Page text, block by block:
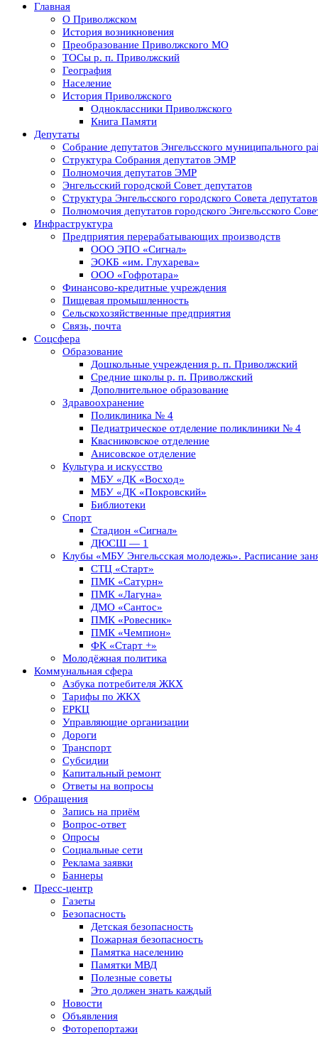
Главная
О Приволжском
История возникновения
Преобразование Приволжского МО
ТОСы р. п. Приволжский
География
Население
История Приволжского
Одноклассники Приволжского
Книга Памяти
Депутаты
Собрание депутатов Энгельсского муниципального
Структура Собрания депутатов ЭМР
Полномочия депутатов ЭМР
Энгельсский городской Совет депутатов
Структура Энгельсского городского Совета депутатов
Полномочия депутатов городского Энгельсского
Инфраструктура
Предприятия перерабатывающих производств
ООО ЭПО «Сигнал»
ЭОКБ «им. Глухарева»
ООО «Гофротара»
Финансово-кредитные учреждения
Пищевая промышленность
Сельскохозяйственные предприятия
Связь, почта
Соцсфера
Образование
Дошкольные учреждения р. п. Приволжский
Средние школы р. п. Приволжский
Дополнительное образование
Здравоохранение
Поликлиника № 4
Педиатрическое отделение поликлиники № 4
Квасниковское отделение
Анисовское отделение
Культура и искусство
МБУ «ДК «Восход»
МБУ «ДК «Покровский»
Библиотеки
Спорт
Стадион «Сигнал»
ДЮСШ — 1
Клубы «МБУ Энгельсская молодежь». Расписание
СТЦ «Старт»
ПМК «Сатурн»
ПМК «Лагуна»
ДМО «Сантос»
ПМК «Ровесник»
ПМК «Чемпион»
ФК «Старт +»
Молодёжная политика
Коммунальная сфера
Азбука потребителя ЖКХ
Тарифы по ЖКХ
ЕРКЦ
Управляющие организации
Дороги
Транспорт
Субсидии
Капитальный ремонт
Ответы на вопросы
Обращения
Запись на приём
Вопрос-ответ
Опросы
Социальные сети
Реклама заявки
Баннеры
Пресс-центр
Газеты
Безопасность
Детская безопасность
Пожарная безопасность
Памятка населению
Памятки МВД
Полезные советы
Это должен знать каждый
Новости
Объявления
Фоторепортажи